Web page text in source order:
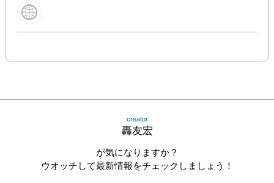
creator
轟友宏
が気になりますか？
ウオッチして最新情報をチェックしましょう！